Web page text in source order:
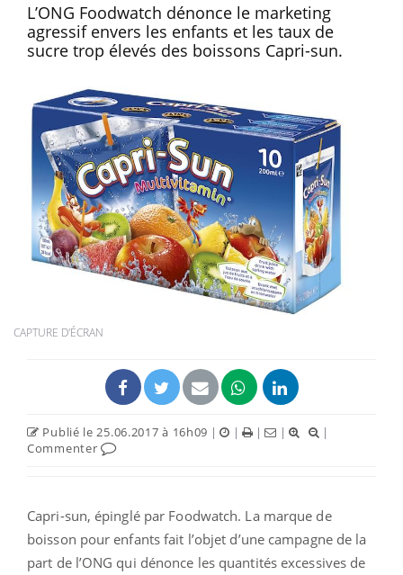
L’ONG Foodwatch dénonce le marketing
agressif envers les enfants et les taux de
sucre trop élevés des boissons Capri-sun.
CAPTURE D'ÉCRAN
Publié le 25.06.2017 à 16h09 | | | |
|
Commenter
Capri-sun, épinglé par Foodwatch. La marque de
boisson pour enfants fait l’objet d’une campagne de la
part de l’ONG qui dénonce les quantités excessives de